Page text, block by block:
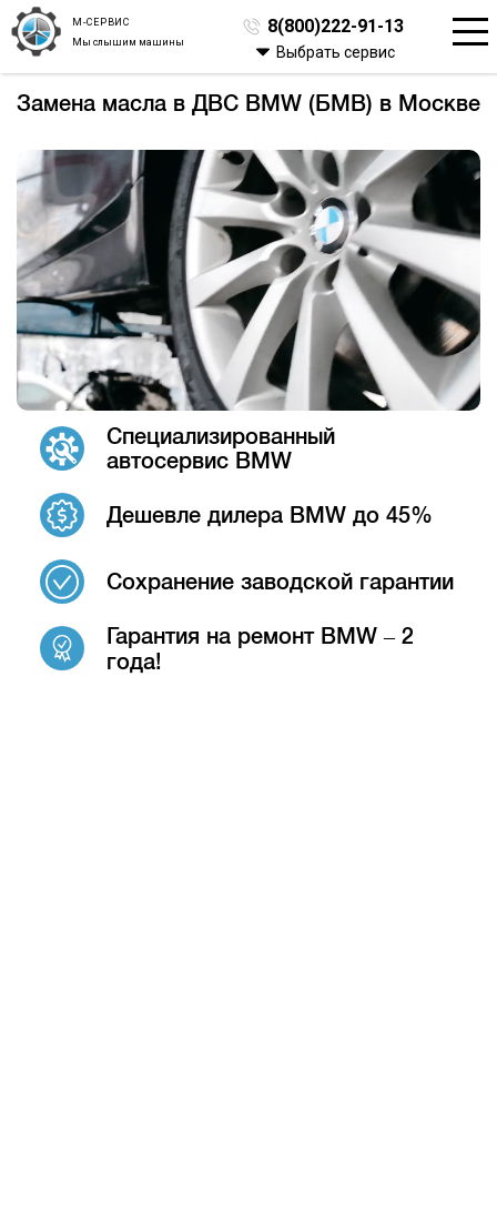
М-СЕРВИС
Мы слышим машины
8(800)222-91-13
Выбрать сервис
Замена масла в ДВС BMW (БМВ) в Москве
Специализированный
автосервис BMW
Дешевле дилера BMW до 45%
Сохранение заводской гарантии
Гарантия на ремонт BMW – 2
года!